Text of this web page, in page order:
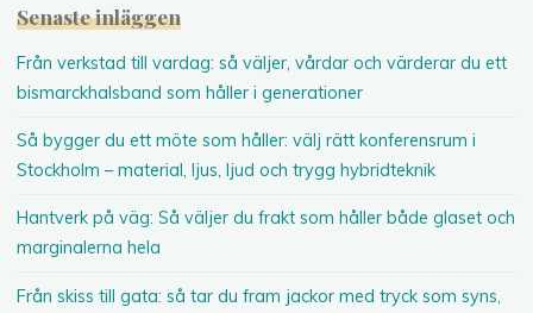
Senaste inläggen
Från verkstad till vardag: så väljer, vårdar och värderar du ett
bismarckhalsband som håller i generationer
Så bygger du ett möte som håller: välj rätt konferensrum i
Stockholm – material, ljus, ljud och trygg hybridteknik
Hantverk på väg: Så väljer du frakt som håller både glaset och
marginalerna hela
Från skiss till gata: så tar du fram jackor med tryck som syns,